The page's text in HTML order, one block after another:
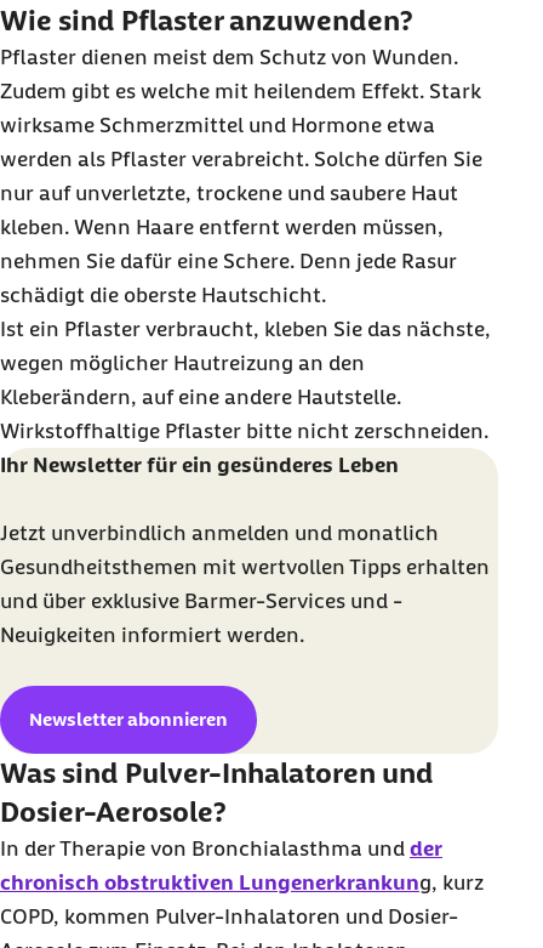
Wie sind Pflaster anzuwenden?
Pflaster dienen meist dem Schutz von Wunden.
Zudem gibt es welche mit heilendem Effekt. Stark
wirksame Schmerzmittel und Hormone etwa
werden als Pflaster verabreicht. Solche dürfen Sie
nur auf unverletzte, trockene und saubere Haut
kleben. Wenn Haare entfernt werden müssen,
nehmen Sie dafür eine Schere. Denn jede Rasur
schädigt die oberste Hautschicht.
Ist ein Pflaster verbraucht, kleben Sie das nächste,
wegen möglicher Hautreizung an den
Kleberändern, auf eine andere Hautstelle.
Wirkstoffhaltige Pflaster bitte nicht zerschneiden.
Ihr Newsletter für ein gesünderes Leben
Jetzt unverbindlich anmelden und monatlich
Gesundheitsthemen mit wertvollen Tipps erhalten
und über exklusive Barmer-Services und -
Neuigkeiten informiert werden.
Newsletter abonnieren
Was sind Pulver-Inhalatoren und
Dosier-Aerosole?
In der Therapie von Bronchialasthma und der
chronisch obstruktiven Lungenerkrankung, kurz
COPD, kommen Pulver-Inhalatoren und Dosier-